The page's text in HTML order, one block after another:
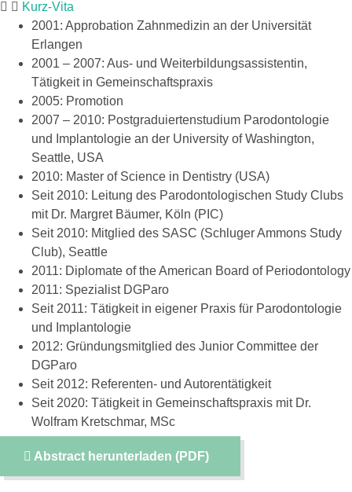
Kurz-Vita
2001: Approbation Zahnmedizin an der Universität
Erlangen
2001 – 2007: Aus- und Weiterbildungsassistentin,
Tätigkeit in Gemeinschaftspraxis
2005: Promotion
2007 – 2010: Postgraduiertenstudium Parodontologie
und Implantologie an der University of Washington,
Seattle, USA
2010: Master of Science in Dentistry (USA)
Seit 2010: Leitung des Parodontologischen Study Clubs
mit Dr. Margret Bäumer, Köln (PIC)
Seit 2010: Mitglied des SASC (Schluger Ammons Study
Club), Seattle
2011: Diplomate of the American Board of Periodontology
2011: Spezialist DGParo
Seit 2011: Tätigkeit in eigener Praxis für Parodontologie
und Implantologie
2012: Gründungsmitglied des Junior Committee der
DGParo
Seit 2012: Referenten- und Autorentätigkeit
Seit 2020: Tätigkeit in Gemeinschaftspraxis mit Dr.
Wolfram Kretschmar, MSc
Abstract herunterladen (PDF)